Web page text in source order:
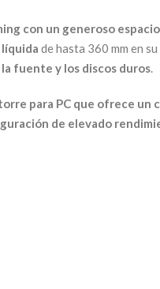
con un generoso
de hasta 360 mm en
fuente y los discos duros.
para PC que ofrece un
de elevado